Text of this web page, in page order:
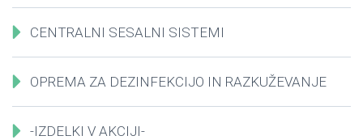
CENTRALNI SESALNI SISTEMI
OPREMA ZA DEZINFEKCIJO IN RAZKUŽEVANJE
-IZDELKI V AKCIJI-